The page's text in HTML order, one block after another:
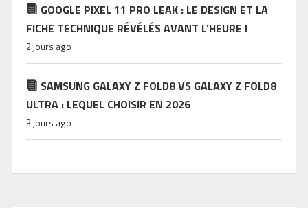
GOOGLE PIXEL 11 PRO LEAK : LE DESIGN ET LA
FICHE TECHNIQUE RÉVÉLÉS AVANT L’HEURE !
2 jours ago
SAMSUNG GALAXY Z FOLD8 VS GALAXY Z FOLD8
ULTRA : LEQUEL CHOISIR EN 2026
3 jours ago